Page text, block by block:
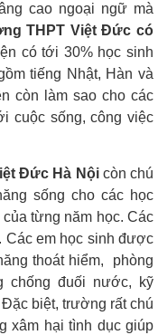
cao ngoại ngữ mà
THPT Việt Đức có
có tới 30% học sinh
tiếng Nhật, Hàn và
còn làm sao cho các
cuộc sống, công việc
Đức Hà Nộicòn chú
sống cho các học
từng năm học. Các
Các em học sinh được
thoát hiểm, phòng
chống đuối nước, kỹ
biệt, trường rất chú
xâm hại tình dục giúp